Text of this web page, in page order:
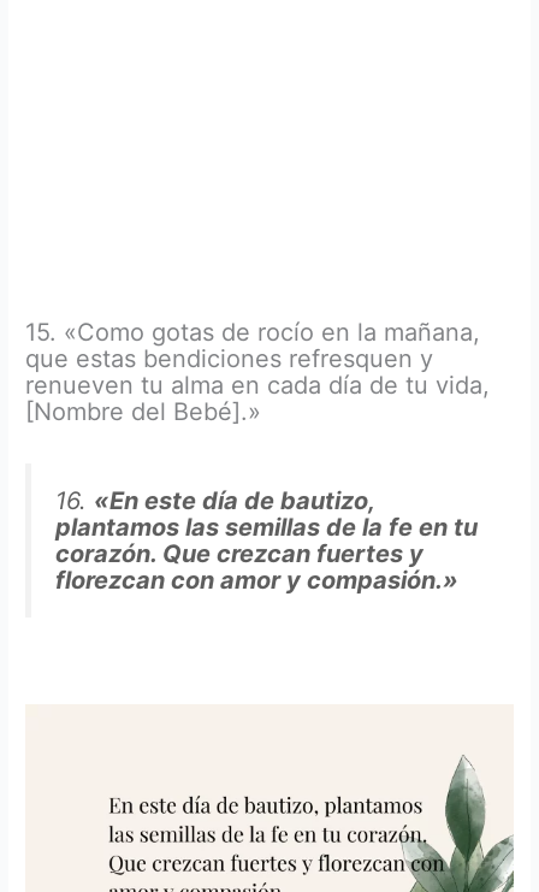
15. «Como gotas de rocío en la mañana,
que estas bendiciones refresquen y
renueven tu alma en cada día de tu vida,
[Nombre del Bebé].»
16. «En este día de bautizo,
plantamos las semillas de la fe en tu
corazón. Que crezcan fuertes y
florezcan con amor y compasión.»